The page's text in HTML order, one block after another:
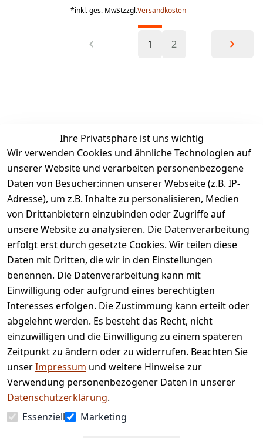
*inkl. ges. MwStzzgl.Versandkosten
1 2
Ihre Privatsphäre ist uns wichtig
Wir verwenden Cookies und ähnliche Technologien auf
unserer Website und verarbeiten personenbezogene
Daten von Besucher:innen unserer Webseite (z.B. IP-
Adresse), um z.B. Inhalte zu personalisieren, Medien
von Drittanbietern einzubinden oder Zugriffe auf
unsere Website zu analysieren. Die Datenverarbeitung
erfolgt erst durch gesetzte Cookies. Wir teilen diese
Daten mit Dritten, die wir in den Einstellungen
benennen. Die Datenverarbeitung kann mit
Einwilligung oder aufgrund eines berechtigten
Interesses erfolgen. Die Zustimmung kann erteilt oder
abgelehnt werden. Es besteht das Recht, nicht
einzuwilligen und die Einwilligung zu einem späteren
Zeitpunkt zu ändern oder zu widerrufen. Beachten Sie
unserImpressum und weitere Hinweise zur
Verwendung personenbezogener Daten in unserer
Datenschutzerklärung.
Essenziell
Marketing
Rechtliches
AGB
Impressum
Datenschutze
rklärung
Barrierefreihe
itserklärung
Widerrufsrec
ht
Services
Kontakt
Registrieren
Retourenpo
rtal
Vertrag
widerrufen